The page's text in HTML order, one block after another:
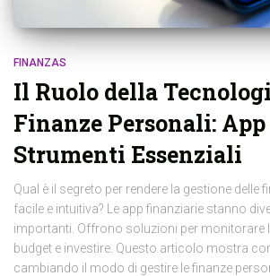
FINANZAS
Il Ruolo della
Finanze Personali: App
Strumenti Essenziali
Qual è il segreto per rendere la gestione delle
facile e intuitiva? Le app finanziarie stanno
importanti. Offrono soluzioni per monitorare
budget e investire. Questo articolo mostra
cambiando il modo di gestire le finanze